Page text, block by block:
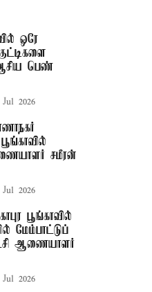
ஒரே
பெண்
Jul 2026
சமீரன்
Jul 2026
பூங்காவில்
மேம்பாட்டுப்
ஆணையாளர்
Jul 2026